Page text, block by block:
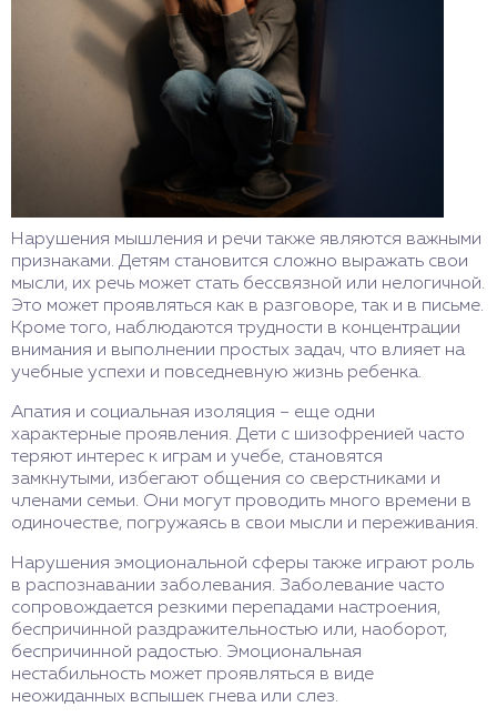
Нарушения мышления и речи также являются важными
признаками. Детям становится сложно выражать свои
мысли, их речь может стать бессвязной или нелогичной.
Это может проявляться как в разговоре, так и в письме.
Кроме того, наблюдаются трудности в концентрации
внимания и выполнении простых задач, что влияет на
учебные успехи и повседневную жизнь ребенка.
Апатия и социальная изоляция – еще одни
характерные проявления. Дети с шизофренией часто
теряют интерес к играм и учебе, становятся
замкнутыми, избегают общения со сверстниками и
членами семьи. Они могут проводить много времени в
одиночестве, погружаясь в свои мысли и переживания.
Нарушения эмоциональной сферы также играют роль
в распознавании заболевания. Заболевание часто
сопровождается резкими перепадами настроения,
беспричинной раздражительностью или, наоборот,
беспричинной радостью. Эмоциональная
нестабильность может проявляться в виде
неожиданных вспышек гнева или слез.